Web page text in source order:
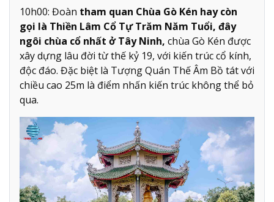
10h00: Đoàn tham quan Chùa Gò Kén hay còn
gọi là Thiền Lâm Cổ Tự Trăm Năm Tuổi, đây
ngôi chùa cổ nhất ở Tây Ninh, chùa Gò Kén được
xây dựng lâu đời từ thế kỷ 19, với kiến trúc cổ kính,
độc đáo. Đặc biệt là Tượng Quán Thế Âm Bồ tát với
chiều cao 25m là điểm nhấn kiến trúc không thể bỏ
qua.